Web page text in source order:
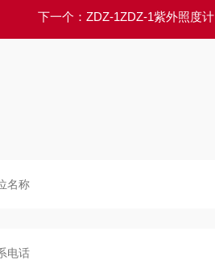
下一个： ZDZ-1ZDZ-1紫外照度计